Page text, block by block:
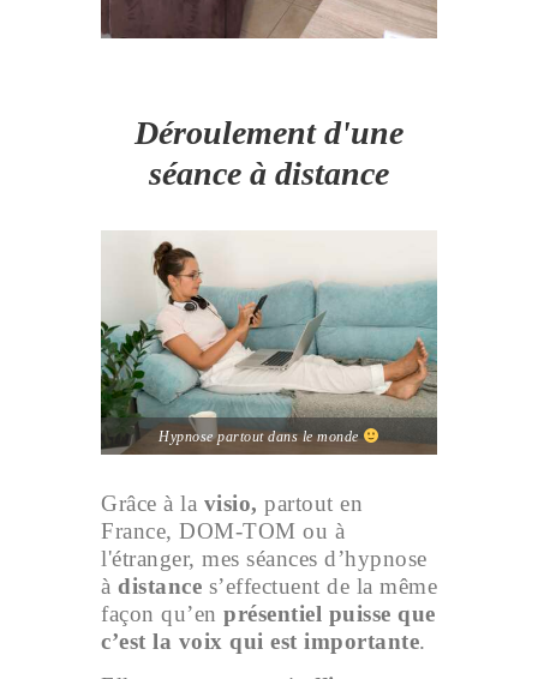
Déroulement d'une
séance à distance
Hypnose partout dans le monde
Grâce à la visio, partout en
France, DOM-TOM ou à
l'étranger, mes séances d’hypnose
à distance s’effectuent de la même
façon qu’en présentiel puisse que
c’est la voix qui est importante.